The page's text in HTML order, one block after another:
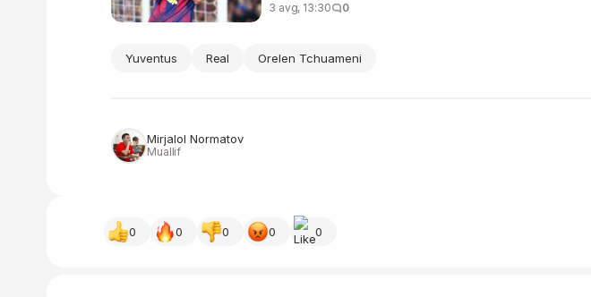
3 avg, 13:30 0
Yuventus Real Orelen Tchuameni
Mirjalol Normatov
Muallif
0 0 0 0 0